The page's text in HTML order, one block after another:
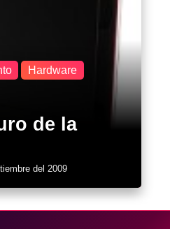
Hardware
de la
del 2009